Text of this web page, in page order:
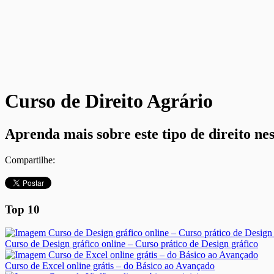
Curso de Direito Agrário
Aprenda mais sobre este tipo de direito
Compartilhe:
Top 10
Curso de Design gráfico online – Curso prático de Design gráfico
Curso de Excel online grátis – do Básico ao Avançado